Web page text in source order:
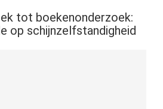
tot boekenonderzoek:
op schijnzelfstandigheid